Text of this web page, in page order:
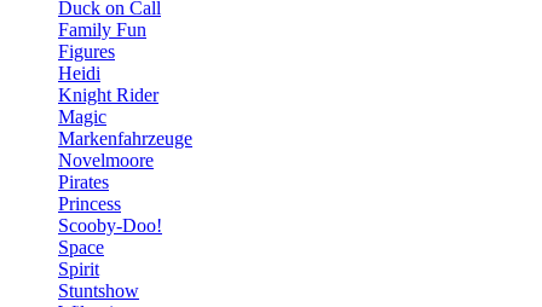
Duck on Call
Family Fun
Figures
Heidi
Knight Rider
Magic
Markenfahrzeuge
Novelmoore
Pirates
Princess
Scooby-Doo!
Space
Spirit
Stuntshow